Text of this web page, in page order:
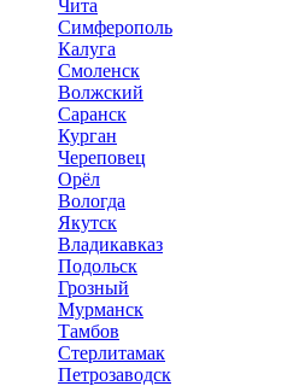
Чита
Симферополь
Калуга
Смоленск
Волжский
Саранск
Курган
Череповец
Орёл
Вологда
Якутск
Владикавказ
Подольск
Грозный
Мурманск
Тамбов
Стерлитамак
Петрозаводск